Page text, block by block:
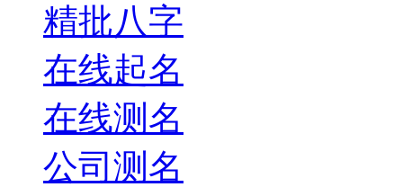
精批八字
在线起名
在线测名
公司测名